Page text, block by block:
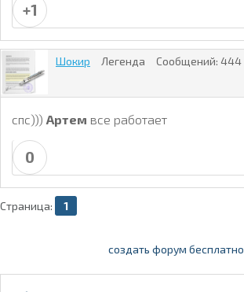
+1
Шокир Легенда Сообщений: 444
спс))) Артем все работает
0
Страница: 1
создать форум бесплатно